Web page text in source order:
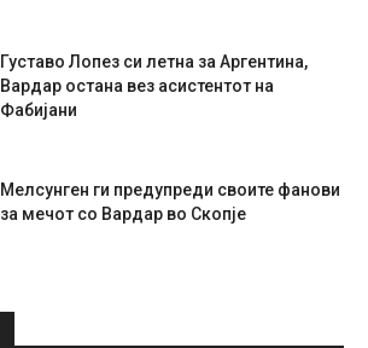
Густаво Лопез си летна за Аргентина,
Вардар остана вез асистентот на
Фабијани
Мелсунген ги предупреди своите фанови
за мечот со Вардар во Скопје